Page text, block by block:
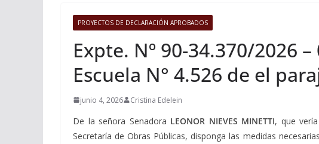
PROYECTOS DE DECLARACIÓN APROBADOS
Expte. Nº 90-34.370/2026
Escuela N° 4.526 de el
junio 4, 2026 Cristina Edelein
De la señora Senadora LEONOR NIEVES MINETTI, que
Secretaría de Obras Públicas, disponga las medidas